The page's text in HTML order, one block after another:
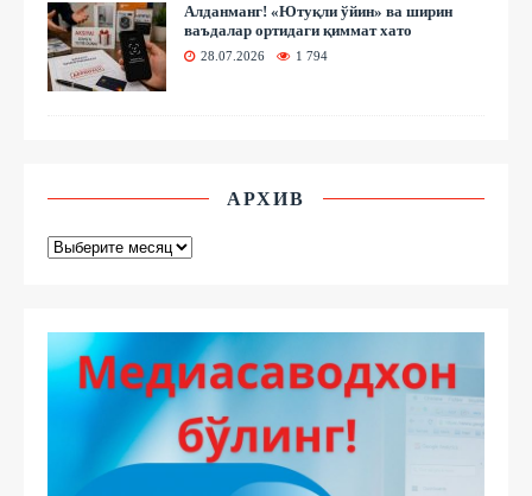
Алданманг! «Ютуқли ўйин» ва ширин
ваъдалар ортидаги қиммат хато
28.07.2026 1 794
АРХИВ